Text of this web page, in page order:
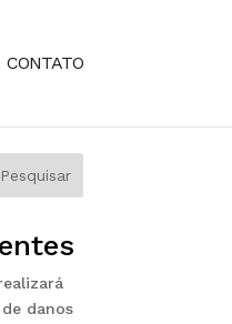
CONTATO
Pesquisar
danos